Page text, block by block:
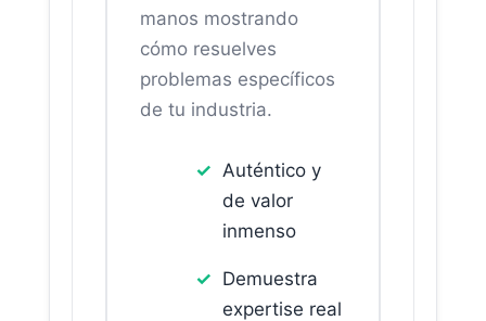
manos mostrando
cómo resuelves
problemas específicos
de tu industria.
Auténtico y
de valor
inmenso
Demuestra
expertise real